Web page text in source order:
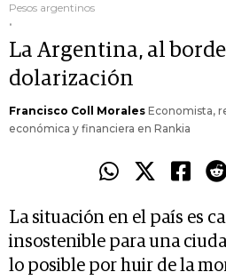
Pesos argentinos
.
La Argentina, al
dolarización
Francisco Coll Morales Economista,
económica y financiera en Rankia
La situación en el país es
insostenible para una
lo posible por huir de la